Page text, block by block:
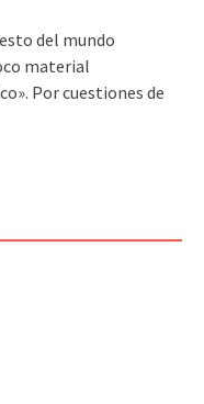
del mundo
material
Por cuestiones de